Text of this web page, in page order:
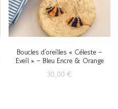
Boucles d’oreilles « Céleste –
Eveil » – Bleu Encre & Orange
30,00€